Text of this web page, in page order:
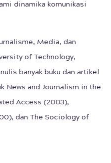
dinamika komunikasi
Media, dan
of Technology,
banyak buku dan artikel
News and Journalism in the
Access (2003),
dan The Sociology of